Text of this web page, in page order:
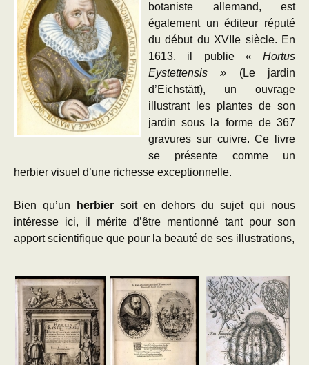
botaniste allemand, est
également un éditeur réputé
du début du XVIIe siècle. En
1613, il publie « Hortus
Eystettensis » (Le jardin
d’Eichstätt), un ouvrage
illustrant les plantes de son
jardin sous la forme de 367
gravures sur cuivre. Ce livre
se présente comme un
herbier visuel d’une richesse exceptionnelle.
Bien qu’un herbiersoit en dehors du sujet qui nous
intéresse ici, il mérite d’être mentionné tant pour son
apport scientifique que pour la beauté de ses illustrations,